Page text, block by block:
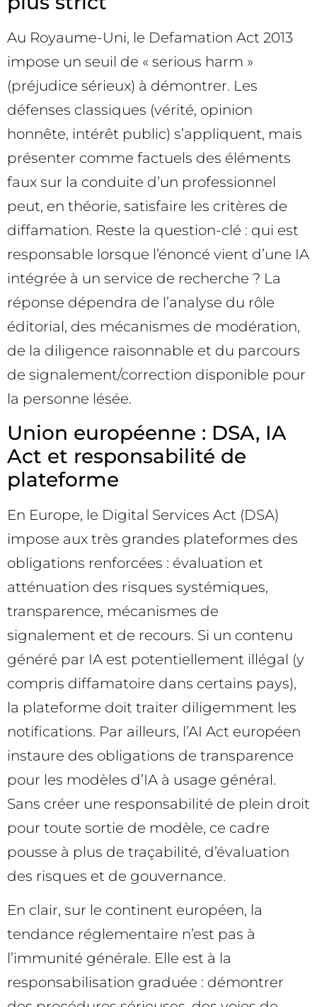
Au Royaume-Uni, le Defamation Act 2013
impose un seuil de « serious harm »
(préjudice sérieux) à démontrer. Les
défenses classiques (vérité, opinion
honnête, intérêt public) s’appliquent, mais
présenter comme factuels des éléments
faux sur la conduite d’un professionnel
peut, en théorie, satisfaire les critères de
diffamation. Reste la question-clé : qui est
responsable lorsque l’énoncé vient d’une IA
intégrée à un service de recherche ? La
réponse dépendra de l’analyse du rôle
éditorial, des mécanismes de modération,
de la diligence raisonnable et du parcours
de signalement/correction disponible pour
la personne lésée.
Union européenne : DSA, IA
Act et responsabilité de
plateforme
En Europe, le Digital Services Act (DSA)
impose aux très grandes plateformes des
obligations renforcées : évaluation et
atténuation des risques systémiques,
transparence, mécanismes de
signalement et de recours. Si un contenu
généré par IA est potentiellement illégal (y
compris diffamatoire dans certains pays),
la plateforme doit traiter diligemment les
notifications. Par ailleurs, l’AI Act européen
instaure des obligations de transparence
pour les modèles d’IA à usage général.
Sans créer une responsabilité de plein droit
pour toute sortie de modèle, ce cadre
pousse à plus de traçabilité, d’évaluation
des risques et de gouvernance.
En clair, sur le continent européen, la
tendance réglementaire n’est pas à
l’immunité générale. Elle est à la
responsabilisation graduée : démontrer